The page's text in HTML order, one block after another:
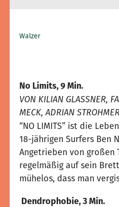
Walzer
No Limits, 9 Min.
VON KILIAN GLASSNER,
MECK, ADRIAN
“NO LIMITS” ist die
18-jährigen Surfers Ben
Angetrieben von großen
regelmäßig auf sein
mühelos, dass man
Dendrophobie, 3 Min.